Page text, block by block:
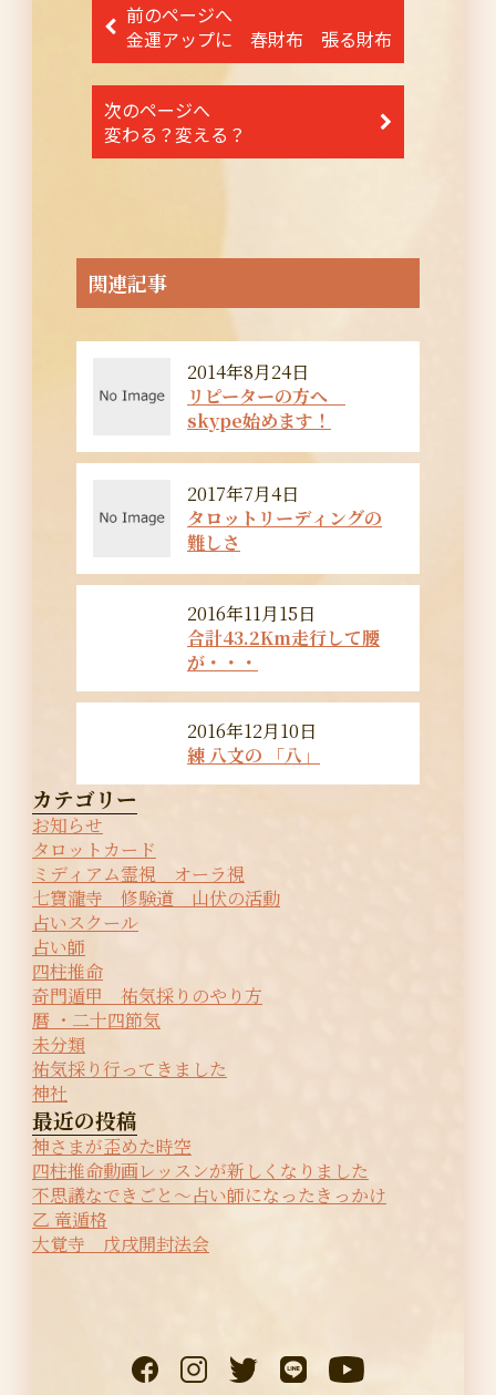
稿
ナ
ゲ
ョ
ン
前のページへ
金運アップに 春財布 張る財布
次のページへ
変わる？変える？
関連記事
2014年8月24日
リピーターの方へ
skype始めます！
2017年7月4日
タロットリーディングの
難しさ
2016年11月15日
合計43.2Km走行して腰
が・・・
2016年12月10日
練 八文の 「八」
カテゴリー
お知らせ
タロットカード
ミディアム霊視 オーラ視
七寶瀧寺 修験道 山伏の活動
占いスクール
占い師
四柱推命
奇門遁甲 祐気採りのやり方
暦 ・二十四節気
未分類
祐気採り行ってきました
神社
最近の投稿
神さまが歪めた時空
四柱推命動画レッスンが新しくなりました
不思議なできごと〜占い師になったきっかけ
乙 竜遁格
大覚寺 戊戌開封法会